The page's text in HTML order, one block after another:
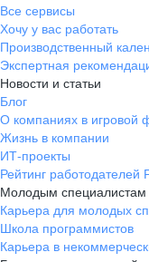
Все сервисы
Хочу у вас работать
Производственный
Экспертная
Новости и статьи
Блог
О компаниях в игровой
Жизнь в компании
ИТ-проекты
Рейтинг работодателей
Молодым специалистам
Карьера для молодых
Школа программистов
Карьера в